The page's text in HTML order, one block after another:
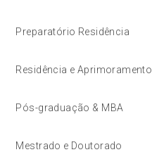
Preparatório Residência
Residência e Aprimoramento
Pós-graduação & MBA
Mestrado e Doutorado